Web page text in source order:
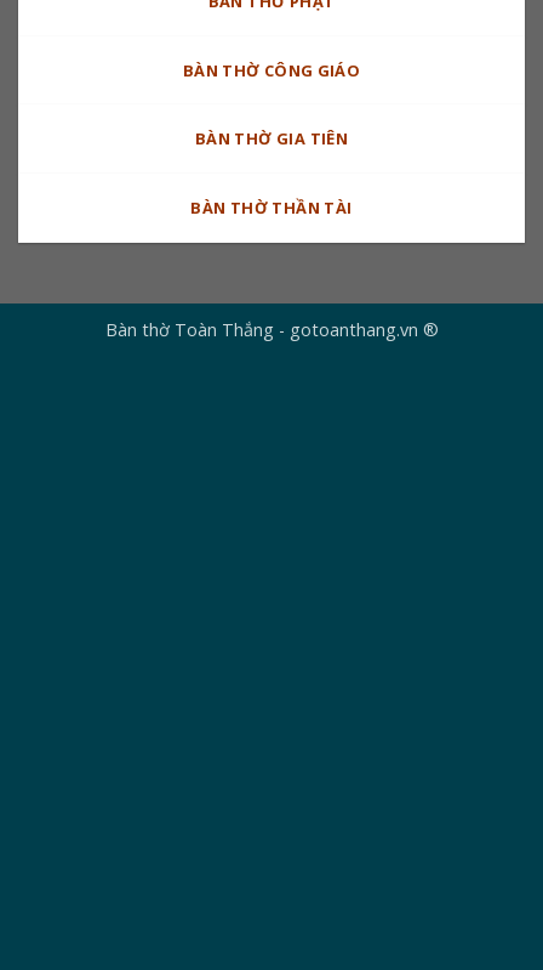
BÀN THỜ CÔNG GIÁO
BÀN THỜ GIA TIÊN
BÀN THỜ THẦN TÀI
Bàn thờ Toàn Thắng - gotoanthang.vn ®